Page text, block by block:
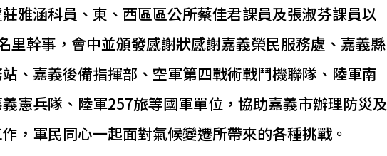
雅涵科員、東、西區區公所蔡佳君課員及張淑芬課員以
里幹事，會中並頒發感謝狀感謝嘉義榮民服務處、嘉義縣
、嘉義後備指揮部、空軍第四戰術戰鬥機聯隊、陸軍南
憲兵隊、陸軍257旅等國軍單位，協助嘉義市辦理防災及
，軍民同心一起面對氣候變遷所帶來的各種挑戰。